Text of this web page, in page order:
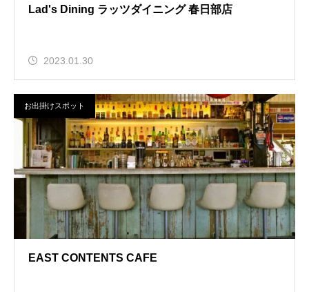
Lad's Dining ラッツダイニング 春日部店
2023.01.30
お出掛けスポット
EAST CONTENTS CAFE